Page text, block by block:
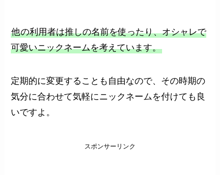
他の利用者は推しの名前を使ったり、オシャレで
可愛いニックネームを考えています。
定期的に変更することも自由なので、その時期の
気分に合わせて気軽にニックネームを付けても良
いですよ。
スポンサーリンク